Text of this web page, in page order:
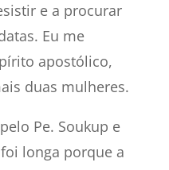
e a procurar
Eu me
apostólico,
duas mulheres.
Pe. Soukup e
longa porque a